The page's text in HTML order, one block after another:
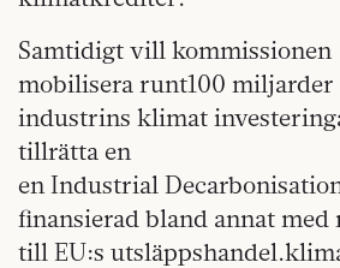
Samtidigt vill kommissionen
mobilisera runt100
industrins klimat
tillrätta en
en Industrial
finansierad bland annat med
till EU:s